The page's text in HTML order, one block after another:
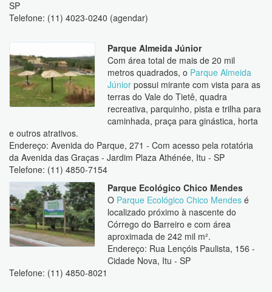
SP
Telefone: (11) 4023-0240 (agendar)
Parque Almeida Júnior
Com área total de mais de 20 mil
metros quadrados, o Parque Almeida
Júnior possui mirante com vista para as
terras do Vale do Tietê, quadra
recreativa, parquinho, pista e trilha para
caminhada, praça para ginástica, horta
e outros atrativos.
Endereço: Avenida do Parque, 271 - Com acesso pela rotatória
da Avenida das Graças - Jardim Plaza Athénée, Itu - SP
Telefone: (11) 4850-7154
Parque Ecológico Chico Mendes
O Parque Ecológico Chico Mendes é
localizado próximo à nascente do
Córrego do Barreiro e com área
aproximada de 242 mil m².
Endereço: Rua Lençóis Paulista, 156 -
Cidade Nova, Itu - SP
Telefone: (11) 4850-8021